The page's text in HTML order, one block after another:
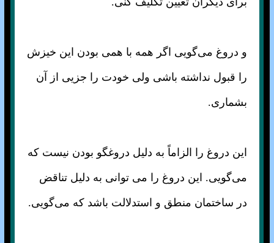
و دروغ می‌گویی اگر همه با همی بودن این خیزش
را قبول نداشته باشی ولی خودت را جزیی از آن
بشماری.
این دروغ را الزاماً به دلیل دروغگو بودن نیست که
می‌گویی. این دروغ را می توانی به دلیل تناقض
در ساختمان منطق و استدلالت باشد که می‌گویی.